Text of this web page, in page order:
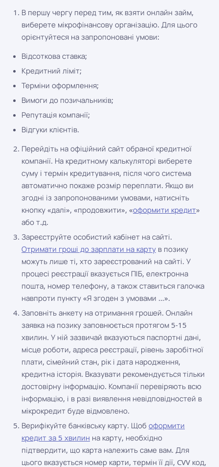
В першу чергу перед тим, як взяти онлайн займ,
виберете мікрофінансову організацію. Для цього
орієнтуйтеся на запропоновані умови:
Відсоткова ставка;
Кредитний ліміт;
Терміни оформлення;
Вимоги до позичальників;
Репутація компанії;
Відгуки клієнтів.
Перейдіть на офіційний сайт обраної кредитної
компанії. На кредитному калькуляторі виберете
суму і термін кредитування, після чого система
автоматично покаже розмір переплати. Якщо ви
згодні із запропонованими умовами, натисніть
кнопку «далі», «продовжити», «оформити кредит»
або т.д.
Зареєструйте особистий кабінет на сайті.
Отримати гроші до зарплати на карту в позику
можуть лише ті, хто зареєстрований на сайті. У
процесі реєстрації вказується ПІБ, електронна
пошта, номер телефону, а також ставиться галочка
навпроти пункту «Я згоден з умовами …».
Заповніть анкету на отримання грошей. Онлайн
заявка на позику заповнюється протягом 5-15
хвилин. У ній зазвичай вказуються паспортні дані,
місце роботи, адреса реєстрації, рівень заробітної
плати, сімейний стан, рік і дата народження,
кредитна історія. Вказувати рекомендується тільки
достовірну інформацію. Компанії перевіряють всю
інформацію, і в разі виявлення невідповідностей в
мікрокредит буде відмовлено.
Верифікуйте банківську карту. Щоб оформити
кредит за 5 хвилин на карту, необхідно
підтвердити, що карта належить саме вам. Для
цього вказується номер карти, термін її дії, CVV код,